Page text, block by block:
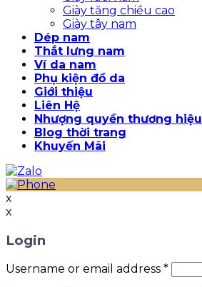
Giày tăng chiều cao
Giày tây nam
Dép nam
Thắt lưng nam
Ví da nam
Phụ kiện đồ da
Giới thiệu
Liên Hệ
Nhượng quyền thương hiệu
Blog thời trang
Khuyến Mãi
x
x
Login
Username or email address *